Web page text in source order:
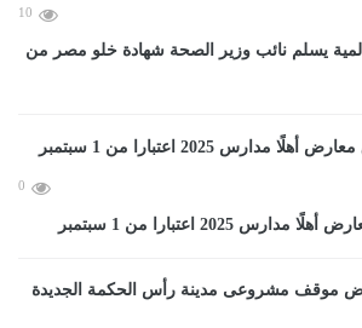
10
يسلم نائب وزير الصحة شهادة خلو مصر من
0
2025 اعتبارا من 1 سبتمبر